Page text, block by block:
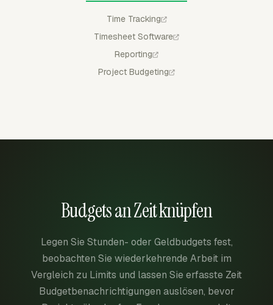
Time Tracking
Timesheet Software
Reporting
Project Budgeting
Budgets an Zeit knüpfen
Legen Sie Stunden- oder Geldbudgets fest,
beobachten Sie wiederkehrende Arbeit im
Vergleich zu Limits und lassen Sie erfasste Zeit
Budgetbenachrichtigungen auslösen, bevor